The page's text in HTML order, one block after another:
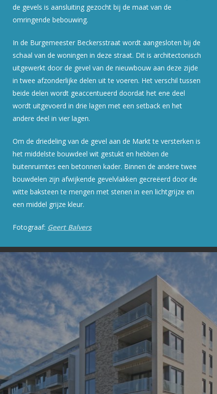
de gevels is aansluiting gezocht bij de maat van de
omringende bebouwing.
In de Burgemeester Beckersstraat wordt aangesloten bij de
schaal van de woningen in deze straat. Dit is architectonisch
uitgewerkt door de gevel van de nieuwbouw aan deze zijde
in twee afzonderlijke delen uit te voeren. Het verschil tussen
beide delen wordt geaccentueerd doordat het ene deel
wordt uitgevoerd in drie lagen met een setback en het
andere deel in vier lagen.
Om de driedeling van de gevel aan de Markt te versterken is
het middelste bouwdeel wit gestukt en hebben de
buitenruimtes een betonnen kader. Binnen de andere twee
bouwdelen zijn afwijkende gevelvlakken gecreëerd door de
witte baksteen te mengen met stenen in een lichtgrijze en
een middel grijze kleur.
Fotograaf: Geert Balvers